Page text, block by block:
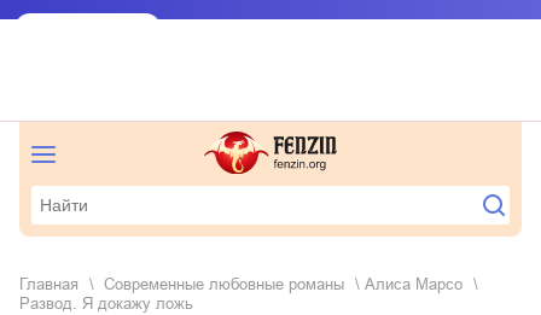
Главная современные любовные романы
Алиса Марсо
Развод. Я докажу ложь